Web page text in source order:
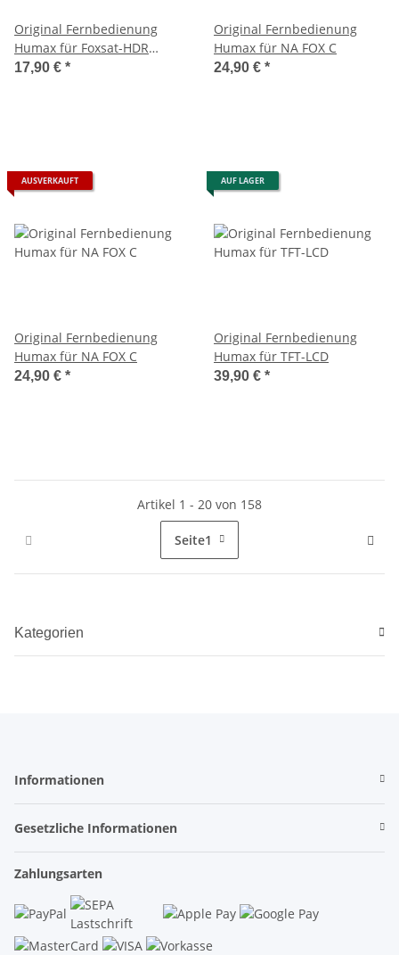
Original Fernbedienung
Humax für Foxsat-HDR
Freesat
17,90 € *
Original Fernbedienung
Humax für NA FOX C
24,90 € *
AUSVERKAUFT
Original Fernbedienung
Humax für NA FOX C
24,90 € *
AUF LAGER
Original Fernbedienung
Humax für TFT-LCD
39,90 € *
Artikel 1 - 20 von 158
Seite1
Kategorien
Informationen
Gesetzliche Informationen
Zahlungsarten